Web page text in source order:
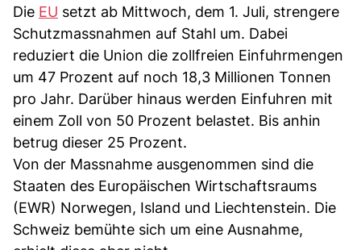
Die EU setzt ab Mittwoch, dem 1. Juli, strengere
Schutzmassnahmen auf Stahl um. Dabei
reduziert die Union die zollfreien Einfuhrmengen
um 47 Prozent auf noch 18,3 Millionen Tonnen
pro Jahr. Darüber hinaus werden Einfuhren mit
einem Zoll von 50 Prozent belastet. Bis anhin
betrug dieser 25 Prozent.
Von der Massnahme ausgenommen sind die
Staaten des Europäischen Wirtschaftsraums
(EWR) Norwegen, Island und Liechtenstein. Die
Schweiz bemühte sich um eine Ausnahme,